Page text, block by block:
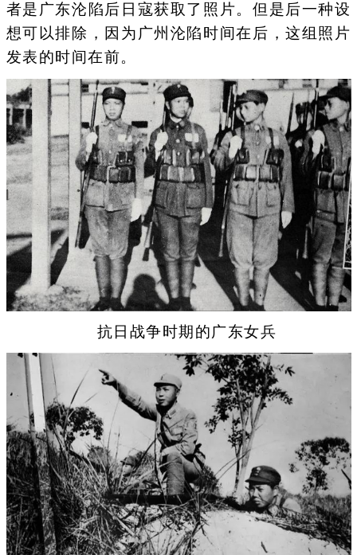
者是广东沦陷后日寇获取了照片。但是后一种设
想可以排除，因为广州沦陷时间在后，这组照片
发表的时间在前。
抗日战争时期的广东女兵